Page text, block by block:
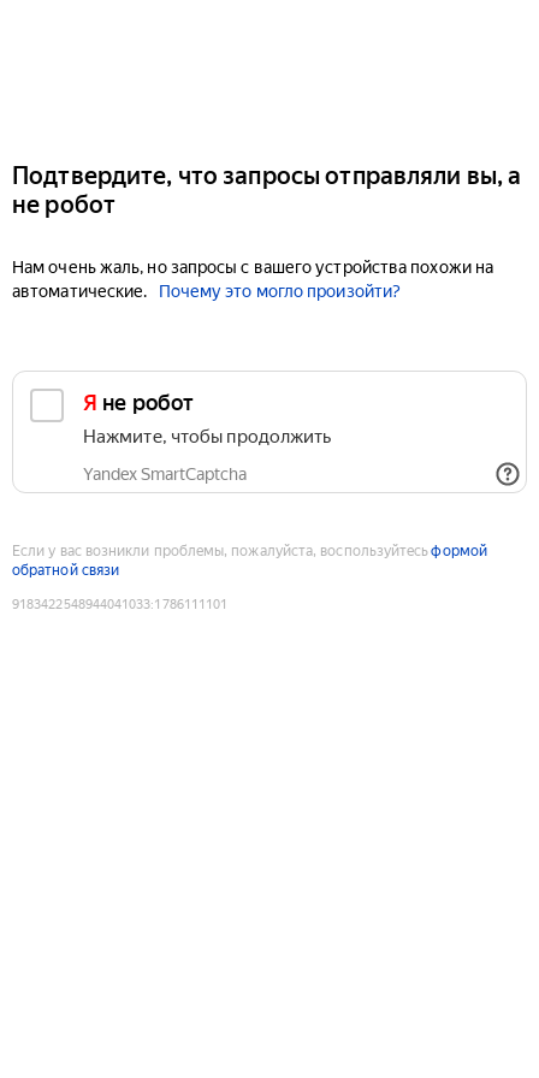
Подтвердите, что запросы отправляли вы, а
не робот
Нам очень жаль, но запросы с вашего устройства похожи на
автоматические.
Почему это могло произойти?
Я не робот
Нажмите, чтобы продолжить
Yandex SmartCaptcha
Если у вас возникли проблемы, пожалуйста, воспользуйтесьформой
обратной связи
9183422548944041033:1786111101